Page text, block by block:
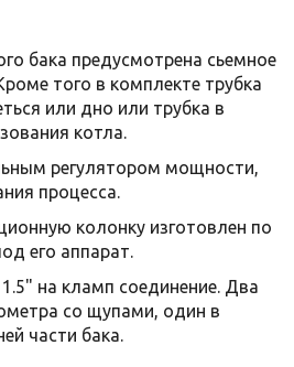
бака предусмотрена сьемное
того в комплекте трубка
или дно или трубка в
котла.
регулятором мощности,
процесса.
колонку изготовлен по
его аппарат.
на кламп соединение. Два
со щупами, один в
части бака.